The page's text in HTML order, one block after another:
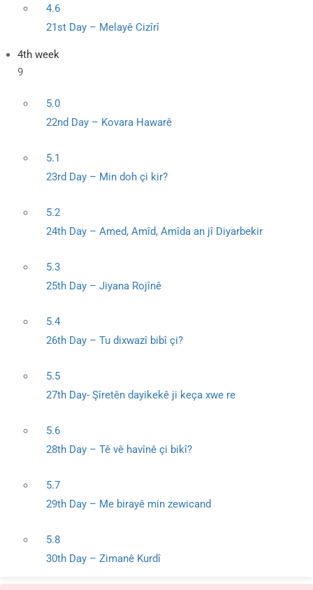
4.6
21st Day – Melayê Cizîrî
4th week
9
5.0
22nd Day – Kovara Hawarê
5.1
23rd Day – Min doh çi kir?
5.2
24th Day – Amed, Amîd, Amîda an jî Diyarbekir
5.3
25th Day – Jiyana Rojînê
5.4
26th Day – Tu dixwazî bibî çi?
5.5
27th Day- Şîretên dayikekê ji keça xwe re
5.6
28th Day – Tê vê havînê çi bikî?
5.7
29th Day – Me birayê min zewicand
5.8
30th Day – Zimanê Kurdî